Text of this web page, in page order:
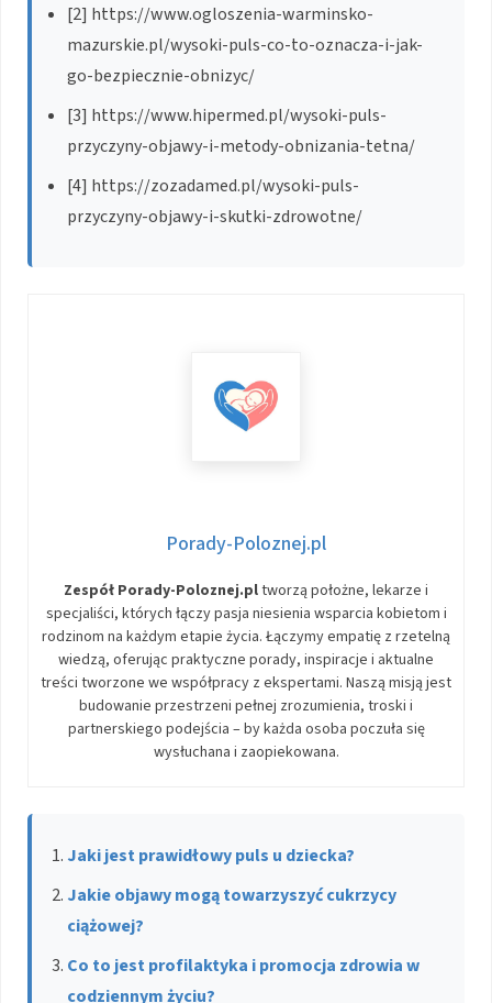
[2] https://www.ogloszenia-warminsko-
mazurskie.pl/wysoki-puls-co-to-oznacza-i-jak-
go-bezpiecznie-obnizyc/
[3] https://www.hipermed.pl/wysoki-puls-
przyczyny-objawy-i-metody-obnizania-tetna/
[4] https://zozadamed.pl/wysoki-puls-
przyczyny-objawy-i-skutki-zdrowotne/
Porady-Poloznej.pl
Zespół Porady-Poloznej.pltworzą położne, lekarze i
specjaliści, których łączy pasja niesienia wsparcia kobietom i
rodzinom na każdym etapie życia. Łączymy empatię z rzetelną
wiedzą, oferując praktyczne porady, inspiracje i aktualne
treści tworzone we współpracy z ekspertami. Naszą misją jest
budowanie przestrzeni pełnej zrozumienia, troski i
partnerskiego podejścia – by każda osoba poczuła się
wysłuchana i zaopiekowana.
Jaki jest prawidłowy puls u dziecka?
Jakie objawy mogą towarzyszyć cukrzycy
ciążowej?
Co to jest profilaktyka i promocja zdrowia w
codziennym życiu?